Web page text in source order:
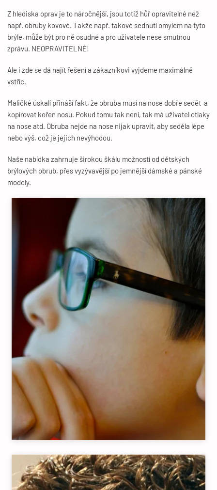
Z hlediska oprav je to náročnější, jsou totiž hůř opravitelné než
např. obruby kovové. Takže např. takové sednutí omylem na tyto
brýle, může být pro ně osudné a pro uživatele nese smutnou
zprávu. NEOPRAVITELNÉ!
Ale i zde se dá najít řešení a zákazníkovi vyjdeme maximálně
vstříc.
Maličké úskalí přináší fakt, že obruba musí na nose dobře sedět a
kopírovat kořen nosu. Pokud tomu tak není, tak má uživatel otlaky
na nose atd. Obruba nejde na nose nijak upravit, aby seděla lépe
nebo výš, což je jejich nevýhodou.
Naše nabídka zahrnuje širokou škálu možností od dětských
brýlových obrub, přes vyzývavější po jemnější dámské a pánské
modely.